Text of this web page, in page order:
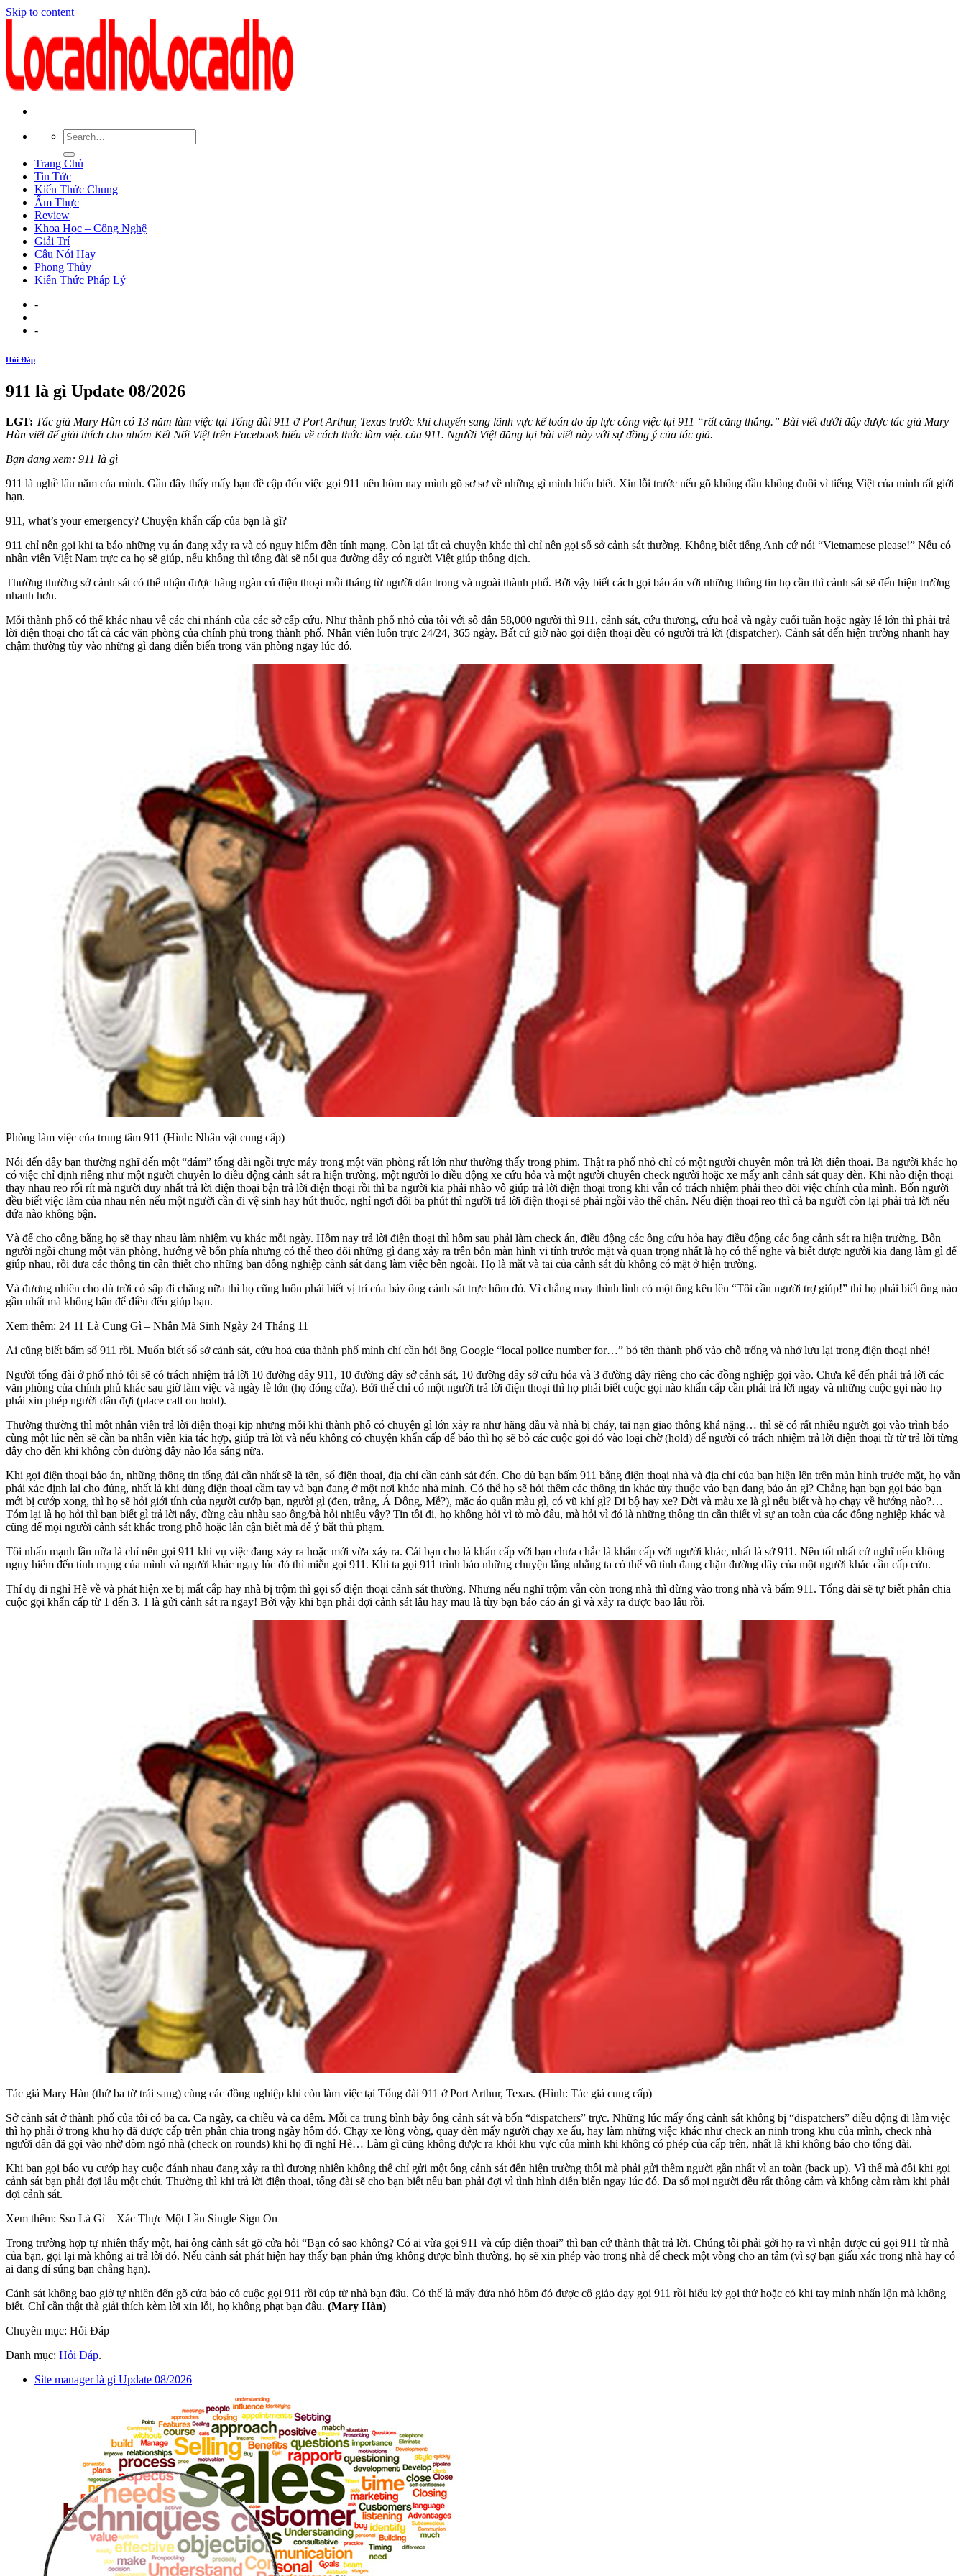
Skip to content
Trang Chủ
Tin Tức
Kiến Thức Chung
Ẩm Thực
Review
Khoa Học – Công Nghệ
Giải Trí
Câu Nói Hay
Phong Thủy
Kiến Thức Pháp Lý
-
-
Hỏi Đáp
911 là gì Update 08/2026
LGT: Tác giả Mary Hàn có 13 năm làm việc tại Tổng đài 911 ở Port Arthur, Texas trước khi chuyển sang lãnh vực kế toán do áp lực công việc tại 911 “rất căng thẳng.” Bài viết dưới đây được tác giả Mary
Hàn viết để giải thích cho nhóm Kết Nối Việt trên Facebook hiểu về cách thức làm việc của 911. Người Việt đăng lại bài viết này với sự đồng ý của tác giả.
Bạn đang xem: 911 là gì
911 là nghề lâu năm của mình. Gần đây thấy mấy bạn đề cập đến việc gọi 911 nên hôm nay mình gõ sơ sơ về những gì mình hiểu biết. Xin lỗi trước nếu gõ không đầu không đuôi vì tiếng Việt của mình rất giới
hạn.
911, what’s your emergency? Chuyện khẩn cấp của bạn là gì?
911 chỉ nên gọi khi ta báo những vụ án đang xảy ra và có nguy hiểm đến tính mạng. Còn lại tất cả chuyện khác thì chỉ nên gọi số sở cảnh sát thường. Không biết tiếng Anh cứ nói “Vietnamese please!” Nếu có
nhân viên Việt Nam trực ca họ sẽ giúp, nếu không thì tổng đài sẽ nối qua đường dây có người Việt giúp thông dịch.
Thường thường sở cảnh sát có thể nhận được hàng ngàn cú điện thoại mỗi tháng từ người dân trong và ngoài thành phố. Bởi vậy biết cách gọi báo án với những thông tin họ cần thì cảnh sát sẽ đến hiện trường
nhanh hơn.
Mỗi thành phố có thể khác nhau về các chi nhánh của các sở cấp cứu. Như thành phố nhỏ của tôi với số dân 58,000 người thì 911, cảnh sát, cứu thương, cứu hoả và ngày cuối tuần hoặc ngày lễ lớn thì phải trả
lời điện thoại cho tất cả các văn phòng của chính phủ trong thành phố. Nhân viên luôn trực 24/24, 365 ngày. Bất cứ giờ nào gọi điện thoại đều có người trả lời (dispatcher). Cảnh sát đến hiện trường nhanh hay
chậm thường tùy vào những gì đang diễn biến trong văn phòng ngay lúc đó.
Phòng làm việc của trung tâm 911 (Hình: Nhân vật cung cấp)
Nói đến đây bạn thường nghĩ đến một “đám” tổng đài ngồi trực máy trong một văn phòng rất lớn như thường thấy trong phim. Thật ra phố nhỏ chỉ có một người chuyên môn trả lời điện thoại. Ba người khác họ
có việc chỉ định riêng như một người chuyên lo điều động cảnh sát ra hiện trường, một người lo điều động xe cứu hỏa và một người chuyên check người hoặc xe mấy anh cảnh sát quay đèn. Khi nào điện thoại
thay nhau reo rối rít mà người duy nhất trả lời điện thoại bận trả lời điện thoại rồi thì ba người kia phải nhào vô giúp trả lời điện thoại trong khi vẫn có trách nhiệm phải theo dõi việc chính của mình. Bốn người
đều biết việc làm của nhau nên nếu một người cần đi vệ sinh hay hút thuốc, nghỉ ngơi đôi ba phút thì người trả lời điện thoại sẽ phải ngồi vào thế chân. Nếu điện thoại reo thì cả ba người còn lại phải trả lời nếu
đứa nào không bận.
Và để cho công bằng họ sẽ thay nhau làm nhiệm vụ khác mỗi ngày. Hôm nay trả lời điện thoại thì hôm sau phải làm check án, điều động các ông cứu hỏa hay điều động các ông cảnh sát ra hiện trường. Bốn
người ngồi chung một văn phòng, hướng về bốn phía nhưng có thể theo dõi những gì đang xảy ra trên bốn màn hình vi tính trước mặt và quan trọng nhất là họ có thể nghe và biết được người kia đang làm gì để
giúp nhau, rồi đưa các thông tin cần thiết cho những bạn đồng nghiệp cảnh sát đang làm việc bên ngoài. Họ là mắt và tai của cảnh sát dù không có mặt ở hiện trường.
Và đương nhiên cho dù trời có sập đi chăng nữa thì họ cũng luôn phải biết vị trí của bảy ông cảnh sát trực hôm đó. Vì chẳng may thình lình có một ông kêu lên “Tôi cần người trợ giúp!” thì họ phải biết ông nào
gần nhất mà không bận để điều đến giúp bạn.
Xem thêm: 24 11 Là Cung Gì – Nhân Mã Sinh Ngày 24 Tháng 11
Ai cũng biết bấm số 911 rồi. Muốn biết số sở cảnh sát, cứu hoả của thành phố mình chỉ cần hỏi ông Google “local police number for…” bỏ tên thành phố vào chỗ trống và nhớ lưu lại trong điện thoại nhé!
Người tổng đài ở phố nhỏ tôi sẽ có trách nhiệm trả lời 10 đường dây 911, 10 đường dây sở cảnh sát, 10 đường dây sở cứu hỏa và 3 đường dây riêng cho các đồng nghiệp gọi vào. Chưa kể đến phải trả lời các
văn phòng của chính phủ khác sau giờ làm việc và ngày lễ lớn (họ đóng cửa). Bởi thế chỉ có một người trả lời điện thoại thì họ phải biết cuộc gọi nào khẩn cấp cần phải trả lời ngay và những cuộc gọi nào họ
phải xin phép người dân đợi (place call on hold).
Thường thường thì một nhân viên trả lời điện thoại kịp nhưng mỗi khi thành phố có chuyện gì lớn xảy ra như hãng dầu và nhà bị cháy, tai nạn giao thông khá nặng… thì sẽ có rất nhiều người gọi vào trình báo
cùng một lúc nên sẽ cần ba nhân viên kia tác hợp, giúp trả lời và nếu không có chuyện khẩn cấp để báo thì họ sẽ bỏ các cuộc gọi đó vào loại chờ (hold) để người có trách nhiệm trả lời điện thoại từ từ trả lời từng
dây cho đến khi không còn đường dây nào lóa sáng nữa.
Khi gọi điện thoại báo án, những thông tin tổng đài cần nhất sẽ là tên, số điện thoại, địa chỉ cần cảnh sát đến. Cho dù bạn bấm 911 bằng điện thoại nhà và địa chỉ của bạn hiện lên trên màn hình trước mặt, họ vẫn
phải xác định lại cho đúng, nhất là khi dùng điện thoại cầm tay và bạn đang ở một nơi khác nhà mình. Có thể họ sẽ hỏi thêm các thông tin khác tùy thuộc vào bạn đang báo án gì? Chẳng hạn bạn gọi báo bạn
mới bị cướp xong, thì họ sẽ hỏi giới tính của người cướp bạn, người gì (đen, trắng, Á Đông, Mễ?), mặc áo quần màu gì, có vũ khí gì? Đi bộ hay xe? Đời và màu xe là gì nếu biết và họ chạy về hướng nào?…
Tóm lại là họ hỏi thì bạn biết gì trả lời nấy, đừng càu nhàu sao ông/bà hỏi nhiều vậy? Tin tôi đi, họ không hỏi vì tò mò đâu, mà hỏi vì đó là những thông tin cần thiết vì sự an toàn của các đồng nghiệp khác và
cũng để mọi người cảnh sát khác trong phố hoặc lân cận biết mà để ý bắt thủ phạm.
Tôi nhấn mạnh lần nữa là chỉ nên gọi 911 khi vụ việc đang xảy ra hoặc mới vừa xảy ra. Cái bạn cho là khẩn cấp với bạn chưa chắc là khẩn cấp với người khác, nhất là sở 911. Nên tốt nhất cứ nghĩ nếu không
nguy hiểm đến tính mạng của mình và người khác ngay lúc đó thì miễn gọi 911. Khi ta gọi 911 trình báo những chuyện lằng nhằng ta có thể vô tình đang chặn đường dây của một người khác cần cấp cứu.
Thí dụ đi nghỉ Hè về và phát hiện xe bị mất cắp hay nhà bị trộm thì gọi số điện thoại cảnh sát thường. Nhưng nếu nghĩ trộm vẫn còn trong nhà thì đừng vào trong nhà và bấm 911. Tổng đài sẽ tự biết phân chia
cuộc gọi khẩn cấp từ 1 đến 3. 1 là gửi cảnh sát ra ngay! Bởi vậy khi bạn phải đợi cảnh sát lâu hay mau là tùy bạn báo cáo án gì và xảy ra được bao lâu rồi.
Tác giả Mary Hàn (thứ ba từ trái sang) cùng các đồng nghiệp khi còn làm việc tại Tổng đài 911 ở Port Arthur, Texas. (Hình: Tác giả cung cấp)
Sở cảnh sát ở thành phố của tôi có ba ca. Ca ngày, ca chiều và ca đêm. Mỗi ca trung bình bảy ông cảnh sát và bốn “dispatchers” trực. Những lúc mấy ống cảnh sát không bị “dispatchers” điều động đi làm việc
thì họ phải ở trong khu họ đã được cấp trên phân chia trong ngày hôm đó. Chạy xe lòng vòng, quay đèn mấy người chạy xe ẩu, hay làm những việc khác như check an ninh trong khu của mình, check nhà
người dân đã gọi vào nhờ dòm ngó nhà (check on rounds) khi họ đi nghỉ Hè… Làm gì cũng không được ra khỏi khu vực của mình khi không có phép của cấp trên, nhất là khi không báo cho tổng đài.
Khi bạn gọi báo vụ cướp hay cuộc đánh nhau đang xảy ra thì đương nhiên không thể chỉ gửi một ông cảnh sát đến hiện trường thôi mà phải gửi thêm người gần nhất vì an toàn (back up). Vì thế mà đôi khi gọi
cảnh sát bạn phải đợi lâu một chút. Thường thì khi trả lời điện thoại, tổng đài sẽ cho bạn biết nếu bạn phải đợi vì tình hình diễn biến ngay lúc đó. Đa số mọi người đều rất thông cảm và không càm ràm khi phải
đợi cảnh sát.
Xem thêm: Sso Là Gì – Xác Thực Một Lần Single Sign On
Trong trường hợp tự nhiên thấy một, hai ông cảnh sát gõ cửa hỏi “Bạn có sao không? Có ai vừa gọi 911 và cúp điện thoại” thì bạn cứ thành thật trả lời. Chúng tôi phải gởi họ ra vì nhận được cú gọi 911 từ nhà
của bạn, gọi lại mà không ai trả lời đó. Nếu cảnh sát phát hiện hay thấy bạn phản ứng không được bình thường, họ sẽ xin phép vào trong nhà để check một vòng cho an tâm (vì sợ bạn giấu xác trong nhà hay có
ai đang dí súng bạn chẳng hạn).
Cảnh sát không bao giờ tự nhiên đến gõ cửa bảo có cuộc gọi 911 rồi cúp từ nhà bạn đâu. Có thể là mấy đứa nhỏ hôm đó được cô giáo dạy gọi 911 rồi hiếu kỳ gọi thử hoặc có khi tay mình nhấn lộn mà không
biết. Chỉ cần thật thà giải thích kèm lời xin lỗi, họ không phạt bạn đâu. (Mary Hàn)
Chuyên mục: Hỏi Đáp
Danh mục: Hỏi Đáp.
Site manager là gì Update 08/2026